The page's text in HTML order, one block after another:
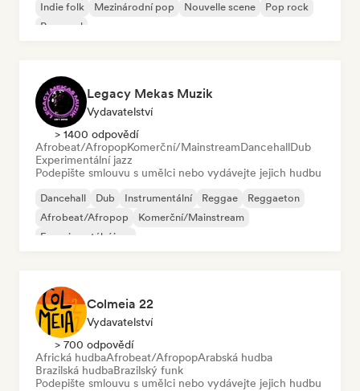
Indie folk
Mezinárodní pop Nouvelle scene
Pop rock
Pop-soul
Legacy Mekas Muzik
Vydavatelství
> 1400 odpovědí
Afrobeat/AfropopKomerční/MainstreamDancehallDub
Experimentální jazz
Podepište smlouvu s umělci nebo vydávejte jejich hudbu
Dancehall Dub Instrumentální Reggae
Reggaeton
Afrobeat/Afropop
Komerční/Mainstream
Experimentální jazz
Colmeia 22
Vydavatelství
> 700 odpovědí
Africká hudbaAfrobeat/AfropopArabská hudba
Brazilská hudbaBrazilský funk
Podepište smlouvu s umělci nebo vydávejte jejich hudbu